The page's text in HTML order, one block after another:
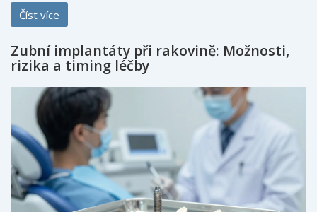
Číst více
Zubní implantáty při rakovině: Možnosti,
rizika a timing léčby